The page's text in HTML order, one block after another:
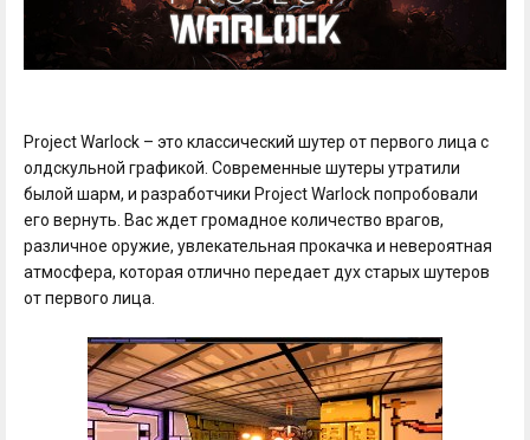
Project Warlock – это классический шутер от первого лица с
олдскульной графикой. Современные шутеры утратили
былой шарм, и разработчики Project Warlock попробовали
его вернуть. Вас ждет громадное количество врагов,
различное оружие, увлекательная прокачка и невероятная
атмосфера, которая отлично передает дух старых шутеров
от первого лица.